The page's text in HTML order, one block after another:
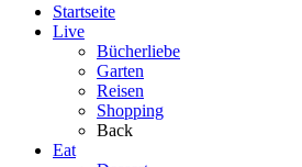
Startseite
Live
Bücherliebe
Garten
Reisen
Shopping
Back
Eat